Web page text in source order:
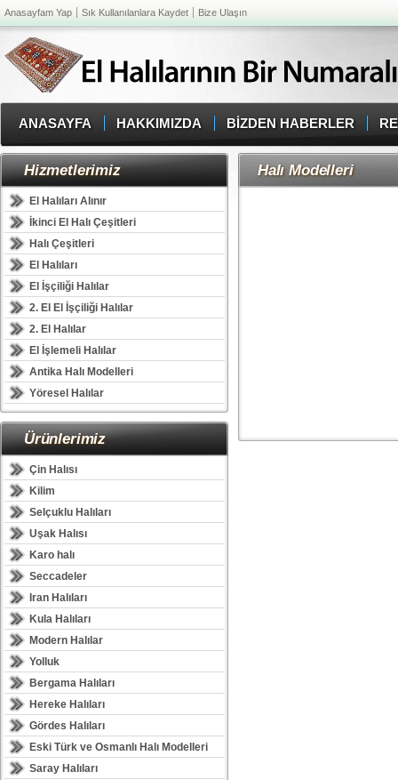
Anasayfam Yap Sık Kullanılanlara Kaydet Bize Ulaşın
ANASAYFA HAKKIMIZDA BİZDEN HABERLER
Hizmetlerimiz
El Halıları Alınır
İkinci El Halı Çeşitleri
Halı Çeşitleri
El Halıları
El İşçiliği Halılar
2. El El İşçiliği Halılar
2. El Halılar
El İşlemeli Halılar
Antika Halı Modelleri
Yöresel Halılar
Ürünlerimiz
Çin Halısı
Kilim
Selçuklu Halıları
Uşak Halısı
Karo halı
Seccadeler
Iran Halıları
Kula Halıları
Modern Halılar
Yolluk
Bergama Halıları
Hereke Halıları
Gördes Halıları
Eski Türk ve Osmanlı Halı Modelleri
Saray Halıları
Halı Modelleri